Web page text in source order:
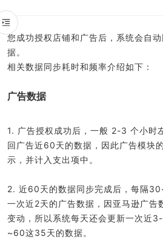
您成功授权店铺和广告后，系统会自
据。
相关数据同步耗时和频率介绍如下：
广告数据
1. 广告授权成功后，一般 2-3 个小时
回广告近60天的数据，因此广告模块
示，并计入支出项中。
2. 近60天的数据同步完成后，每隔
一次近2天的广告数据，因亚马逊广告
变动，所以系统每天还会更新一次近
~60这35天的数据。